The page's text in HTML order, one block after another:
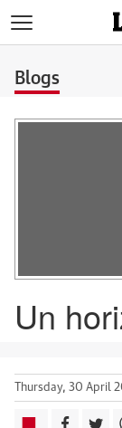
Blogs
Un
Thursday, 30 April